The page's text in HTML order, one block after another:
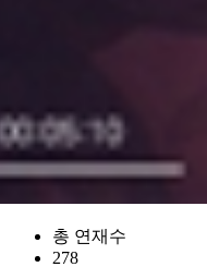
총 연재수
278